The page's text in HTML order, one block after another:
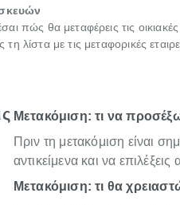
πώς θα μεταφέρεις τις
λίστα με τις μεταφορικές
Μετακόμιση: τι να
Πριν τη μετακόμιση είναι
αντικείμενα και να επιλέξεις
Μετακόμιση: τι θα